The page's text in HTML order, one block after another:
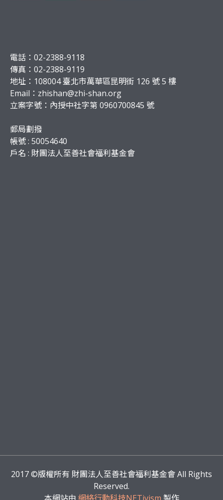
電話：02-2388-9118
傳真：02-2388-9119
地址：108004 臺北市萬華區昆明街 126 號 5 樓
Email： zhishan@zhi-shan.org
立案字號：內授中社字第 0960700845 號
郵局劃撥
帳號 : 50054640
戶名 : 財團法人至善社會福利基金會
2017©版權所有 財團法人至善社會福利基金會 All Rights
Reserved.